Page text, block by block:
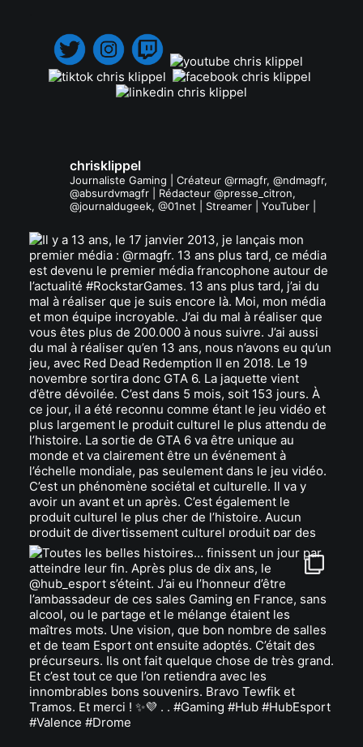
chrisklippel
Journaliste Gaming | Créateur @rmagfr, @ndmagfr,
@absurdvmagfr | Rédacteur @presse_citron,
@journaldugeek, @01net | Streamer | YouTuber |